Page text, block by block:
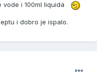
vode i 100ml liquida
i dobro je ispalo.